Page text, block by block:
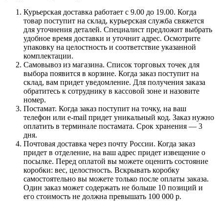
Курьерская доставка работает с 9.00 до 19.00. Когда
товар поступит на склад, курьерская служба свяжется
для уточнения деталей. Специалист предложит выбрать
удобное время доставки и уточнит адрес. Осмотрите
упаковку на целостность и соответствие указанной
комплектации.
Самовывоз из магазина. Список торговых точек для
выбора появится в корзине. Когда заказ поступит на
склад, вам придет уведомление. Для получения заказа
обратитесь к сотруднику в кассовой зоне и назовите
номер.
Постамат. Когда заказ поступит на точку, на ваш
телефон или e-mail придет уникальный код. Заказ нужно
оплатить в терминале постамата. Срок хранения — 3
дня.
Почтовая доставка через почту России. Когда заказ
придет в отделение, на ваш адрес придет извещение о
посылке. Перед оплатой вы можете оценить состояние
коробки: вес, целостность. Вскрывать коробку
самостоятельно вы можете только после оплаты заказа.
Один заказ может содержать не больше 10 позиций и
его стоимость не должна превышать 100 000 р.